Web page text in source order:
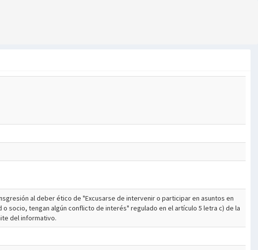
al deber ético de "Excusarse de intervenir o participar en asuntos en
socio, tengan algún conflicto de interés" regulado en el artículo 5 letra c) de la
del informativo.